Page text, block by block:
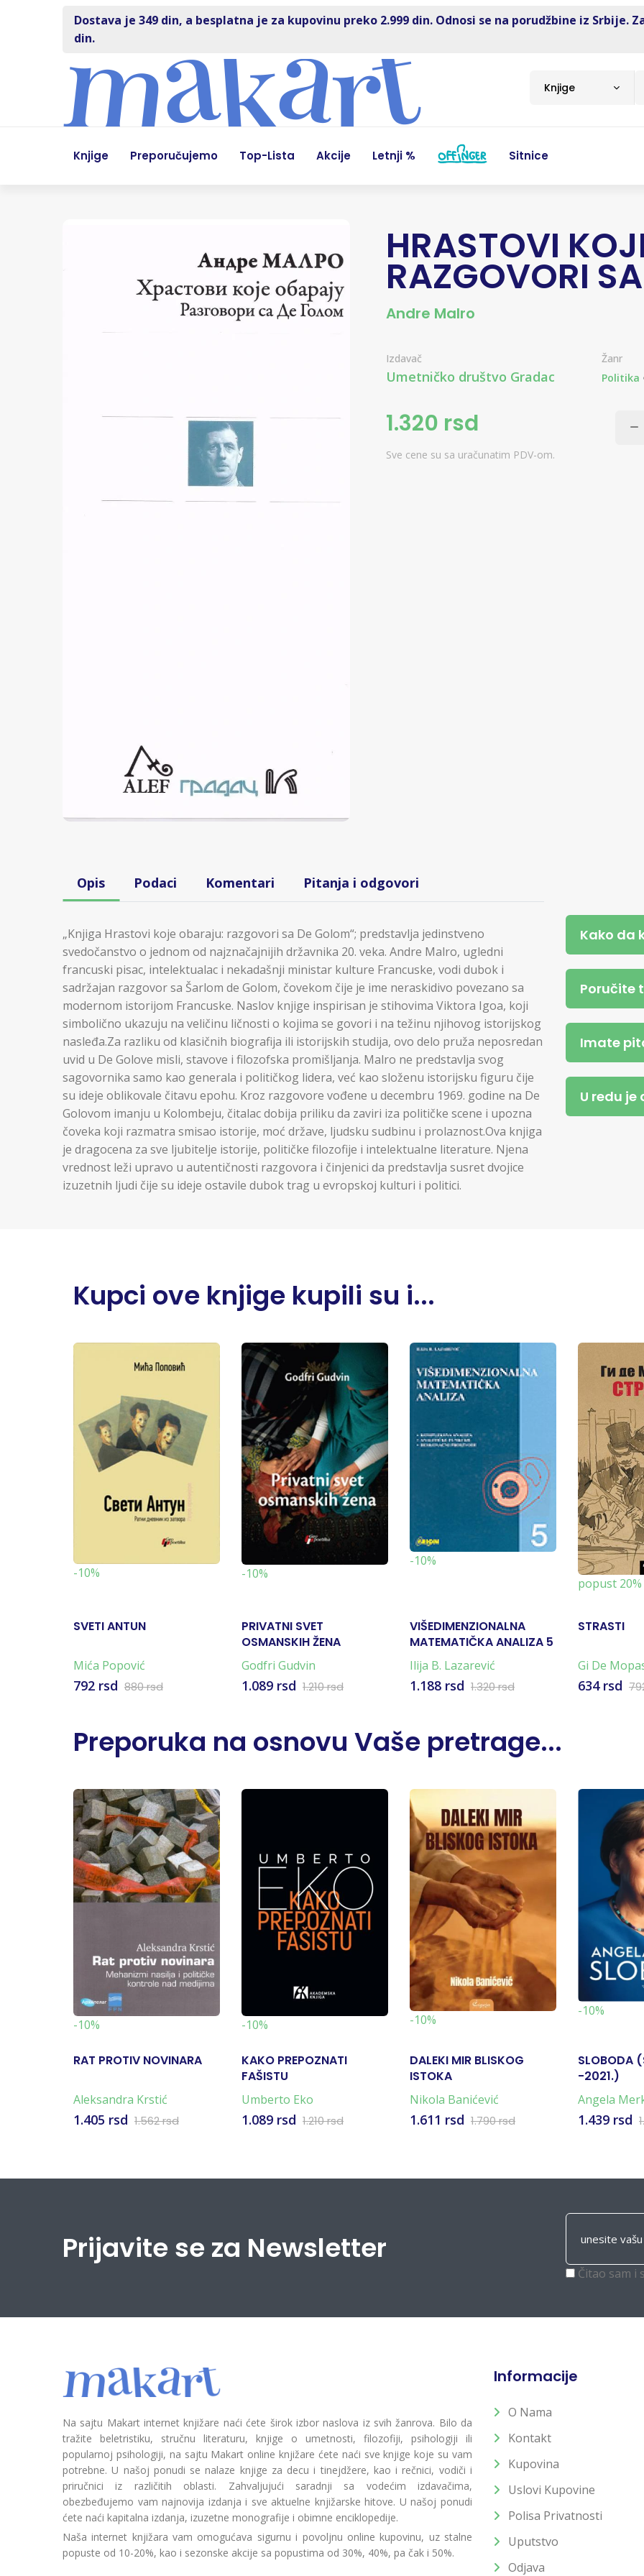
Dostava je 349 din, a besplatna je za kupovinu preko 2.999 din. Odnosi se na porudžbine iz Srbije.
din.
Knjige
Knjige Preporučujemo Top-Lista Akcije Letnji % Sitnice
HRASTOVI
RAZGOVORI
Andre Malro
Izdavač
Umetničko društvo Gradac
Žanr
Politika
1.320 rsd
Sve cene su sa uračunatim PDV-om.
Opis Podaci Komentari Pitanja i odgovori
„Knjiga Hrastovi koje obaraju: razgovori sa De Golom“; predstavlja jedinstveno
svedočanstvo o jednom od najznačajnijih državnika 20. veka. Andre Malro, ugledni
francuski pisac, intelektualac i nekadašnji ministar kulture Francuske, vodi dubok i
sadržajan razgovor sa Šarlom de Golom, čovekom čije je ime neraskidivo povezano sa
modernom istorijom Francuske. Naslov knjige inspirisan je stihovima Viktora Igoa, koji
simbolično ukazuju na veličinu ličnosti o kojima se govori i na težinu njihovog istorijskog
nasleđa.Za razliku od klasičnih biografija ili istorijskih studija, ovo delo pruža neposredan
uvid u De Golove misli, stavove i filozofska promišljanja. Malro ne predstavlja svog
sagovornika samo kao generala i političkog lidera, već kao složenu istorijsku figuru čije
su ideje oblikovale čitavu epohu. Kroz razgovore vođene u decembru 1969. godine na De
Golovom imanju u Kolombeju, čitalac dobija priliku da zaviri iza političke scene i upozna
čoveka koji razmatra smisao istorije, moć države, ljudsku sudbinu i prolaznost.Ova knjiga
je dragocena za sve ljubitelje istorije, političke filozofije i intelektualne literature. Njena
vrednost leži upravo u autentičnosti razgovora i činjenici da predstavlja susret dvojice
izuzetnih ljudi čije su ideje ostavile dubok trag u evropskoj kulturi i politici.
Kako da
Poručite
Imate
U redu
Kupci ove knjige kupili su i...
-10%
SVETI ANTUN
Mića Popović
792 rsd 880 rsd
-10%
PRIVATNI SVET
OSMANSKIH ŽENA
Godfri Gudvin
1.089 rsd 1.210 rsd
-10%
VIŠEDIMENZIONALNA
MATEMATIČKA ANALIZA 5
Ilija B. Lazarević
1.188 rsd 1.320 rsd
popust 20%
STRASTI
Gi De
634 rsd
Preporuka na osnovu Vaše pretrage...
-10%
RAT PROTIV NOVINARA
Aleksandra Krstić
1.405 rsd 1.562 rsd
-10%
KAKO PREPOZNATI
FAŠISTU
Umberto Eko
1.089 rsd 1.210 rsd
-10%
DALEKI MIR BLISKOG
ISTOKA
Nikola Banićević
1.611 rsd 1.790 rsd
-10%
SLOBODA
-2021.)
Angela
1.439 rsd
Prijavite se za Newsletter
Čitao sam i
Na sajtu Makart internet knjižare naći ćete širok izbor naslova iz svih žanrova. Bilo da
tražite beletristiku, stručnu literaturu, knjige o umetnosti, filozofiji, psihologiji ili
popularnoj psihologiji, na sajtu Makart online knjižare ćete naći sve knjige koje su vam
potrebne. U našoj ponudi se nalaze knjige za decu i tinejdžere, kao i rečnici, vodiči i
priručnici iz različitih oblasti. Zahvaljujući saradnji sa vodećim izdavačima,
obezbeđujemo vam najnovija izdanja i sve aktuelne knjižarske hitove. U našoj ponudi
ćete naći kapitalna izdanja, izuzetne monografije i obimne enciklopedije.
Naša internet knjižara vam omogućava sigurnu i povoljnu online kupovinu, uz stalne
popuste od 10-20%, kao i sezonske akcije sa popustima od 30%, 40%, pa čak i 50%.
Informacije
O Nama
Kontakt
Kupovina
Uslovi Kupovine
Polisa Privatnosti
Uputstvo
Odjava